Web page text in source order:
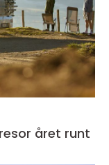
året runt